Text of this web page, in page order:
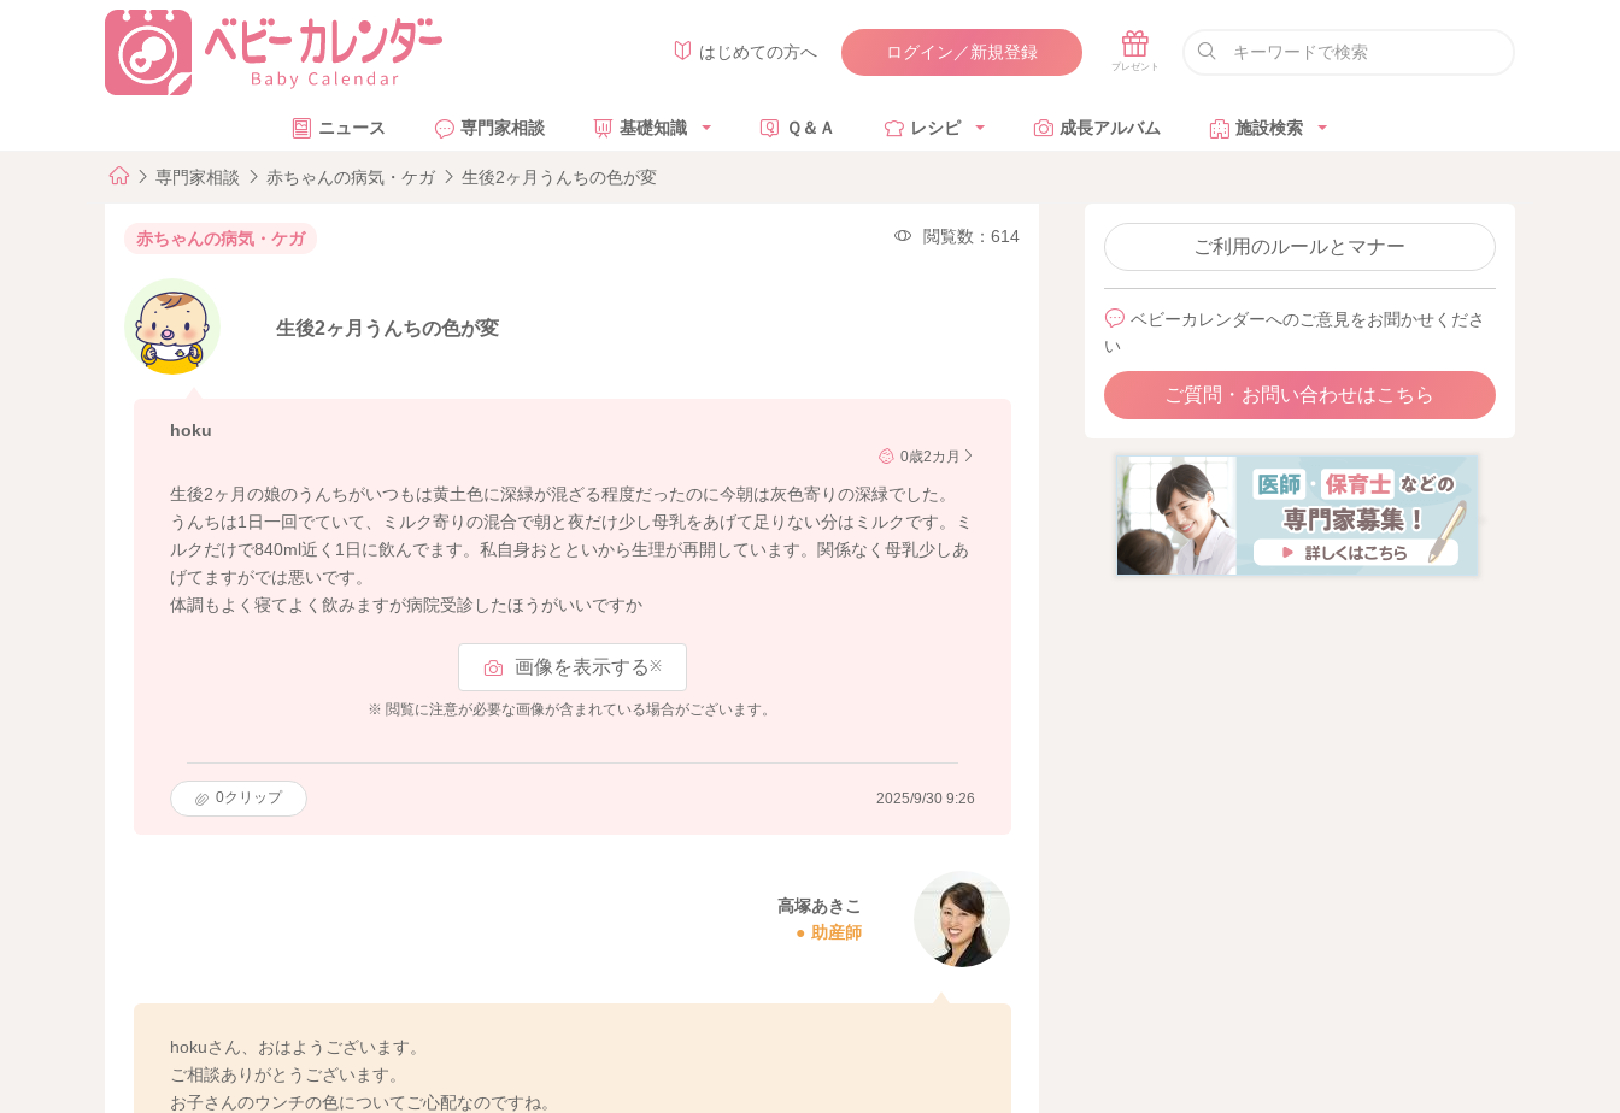
はじめての方へ ログイン／新規登録
ニュース 専門家相談 基礎知識 Ｑ＆Ａ レシピ 成長アルバム 施設検索
専門家相談 赤ちゃんの病気・ケガ 生後2ヶ月うんちの色が変
赤ちゃんの病気・ケガ 閲覧数：614
生後2ヶ月うんちの色が変
hoku
0歳2カ月
生後2ヶ月の娘のうんちがいつもは黄土色に深緑が混ざる程度だったのに今朝は灰色寄りの深緑でした。
うんちは1日一回でていて、ミルク寄りの混合で朝と夜だけ少し母乳をあげて足りない分はミルクです。ミ
ルクだけで840ml近く1日に飲んでます。私自身おとといから生理が再開しています。関係なく母乳少しあ
げてますがでは悪いです。
体調もよく寝てよく飲みますが病院受診したほうがいいですか
画像を表示する※
※ 閲覧に注意が必要な画像が含まれている場合がございます。
0クリップ 2025/9/30 9:26
高塚あきこ
助産師
hokuさん、おはようございます。
ご相談ありがとうございます。
お子さんのウンチの色についてご心配なのですね。
ご利用のルールとマナー
ベビーカレンダーへのご意見をお聞かせくださ
い
ご質問・お問い合わせはこちら